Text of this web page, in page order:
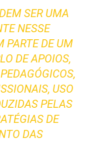
SER UMA
NESSE
PARTE DE UM
DE APOIOS,
USO
PELAS
DE
DAS